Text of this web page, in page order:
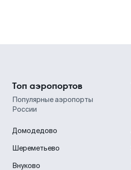
Топ аэропортов
Популярные аэропорты
России
Домодедово
Шереметьево
Внуково